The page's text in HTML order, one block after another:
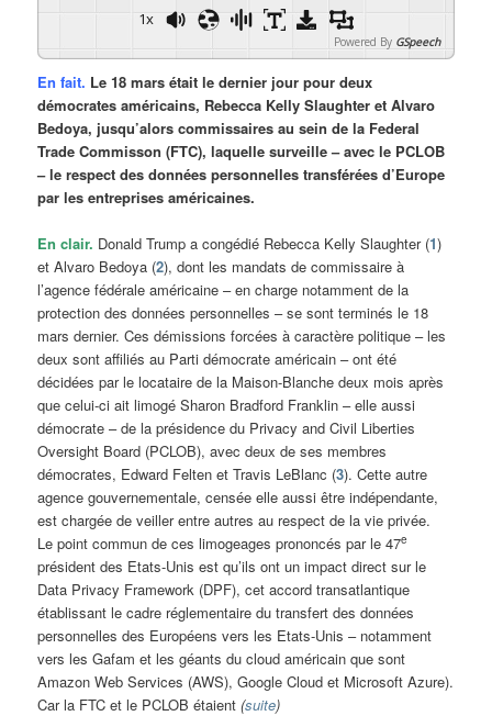
1x
Powered By GSpeech
En fait. Le 18 mars était le dernier jour pour deux
démocrates américains, Rebecca Kelly Slaughter et Alvaro
Bedoya, jusqu’alors commissaires au sein de la Federal
Trade Commisson (FTC), laquelle surveille – avec le PCLOB
– le respect des données personnelles transférées d’Europe
par les entreprises américaines.
En clair. Donald Trump a congédié Rebecca Kelly Slaughter (1)
et Alvaro Bedoya (2), dont les mandats de commissaire à
l’agence fédérale américaine – en charge notamment de la
protection des données personnelles – se sont terminés le 18
mars dernier. Ces démissions forcées à caractère politique – les
deux sont affiliés au Parti démocrate américain – ont été
décidées par le locataire de la Maison-Blanche deux mois après
que celui-ci ait limogé Sharon Bradford Franklin – elle aussi
démocrate – de la présidence du Privacy and Civil Liberties
Oversight Board (PCLOB), avec deux de ses membres
démocrates, Edward Felten et Travis LeBlanc (3). Cette autre
agence gouvernementale, censée elle aussi être indépendante,
est chargée de veiller entre autres au respect de la vie privée.
Le point commun de ces limogeages prononcés par le 47e
président des Etats-Unis est qu’ils ont un impact direct sur le
Data Privacy Framework (DPF), cet accord transatlantique
établissant le cadre réglementaire du transfert des données
personnelles des Européens vers les Etats-Unis – notamment
vers les Gafam et les géants du cloud américain que sont
Amazon Web Services (AWS), Google Cloud et Microsoft Azure).
Car la FTC et le PCLOB étaient(suite)